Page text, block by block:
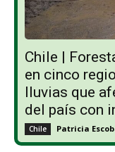
Chile |
en cinco
lluvias que
del país con
Chile Patricia